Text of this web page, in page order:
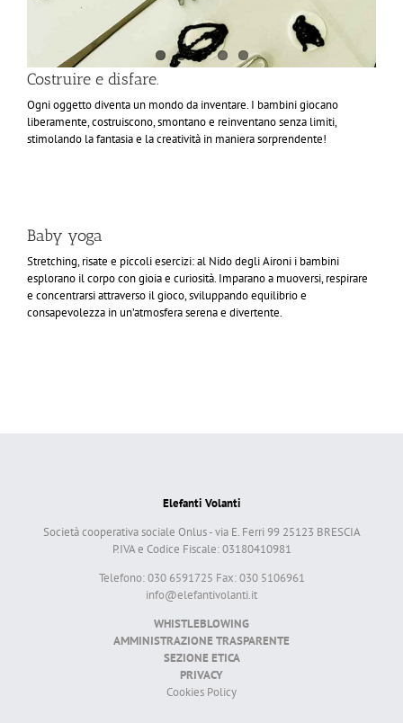
Costruire e disfare.
Ogni oggetto diventa un mondo da inventare. I bambini giocano
liberamente, costruiscono, smontano e reinventano senza limiti,
stimolando la fantasia e la creatività in maniera sorprendente!
Baby yoga
Stretching, risate e piccoli esercizi: al Nido degli Aironi i bambini
esplorano il corpo con gioia e curiosità. Imparano a muoversi, respirare
e concentrarsi attraverso il gioco, sviluppando equilibrio e
consapevolezza in un’atmosfera serena e divertente.
Elefanti Volanti
Società cooperativa sociale Onlus - via E. Ferri 99 25123 BRESCIA
P.IVA e Codice Fiscale: 03180410981
Telefono: 030 6591725 Fax: 030 5106961
info@elefantivolanti.it
WHISTLEBLOWING
AMMINISTRAZIONE TRASPARENTE
SEZIONE ETICA
PRIVACY
Cookies Policy